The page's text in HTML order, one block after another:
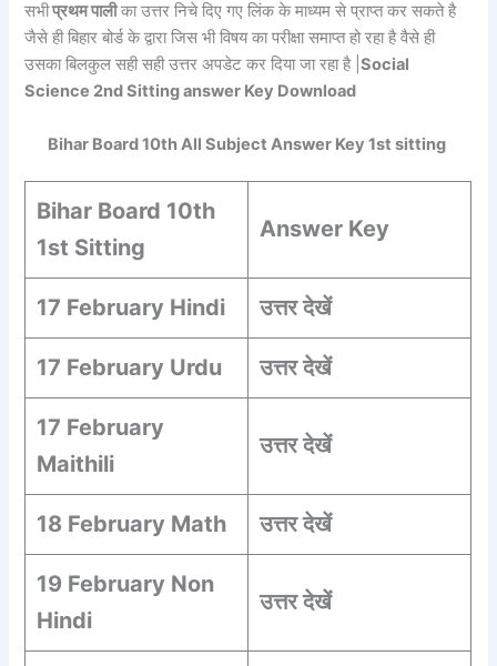
सभीप्रथम पालीका उत्तर निचे दिए गए लिंक के माध्यम से प्राप्त कर सकते है
जैसे ही बिहार बोर्ड के द्वारा जिस भी विषय का परीक्षा समाप्त हो रहा है वैसे ही
उसका बिलकुल सही सही उत्तर अपडेट कर दिया जा रहा है |Social
Science 2nd Sitting answer Key Download
Bihar Board 10th All Subject Answer Key 1st sitting
Bihar Board 10th
1st Sitting
Answer Key
17 February Hindi उत्तर देखें
17 February Urdu उत्तर देखें
17 February
Maithili
उत्तर देखें
18 February Math उत्तर देखें
19 February Non
Hindi
उत्तर देखें